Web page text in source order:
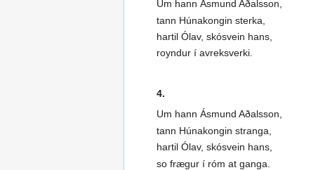
Um hann Ásmund Aðalsson,
tann Húnakongin sterka,
hartil Ólav, skósvein hans,
royndur í avreksverki.
4.
Um hann Ásmund Aðalsson,
tann Húnakongin stranga,
hartil Ólav, skósvein hans,
so frægur í róm at ganga.